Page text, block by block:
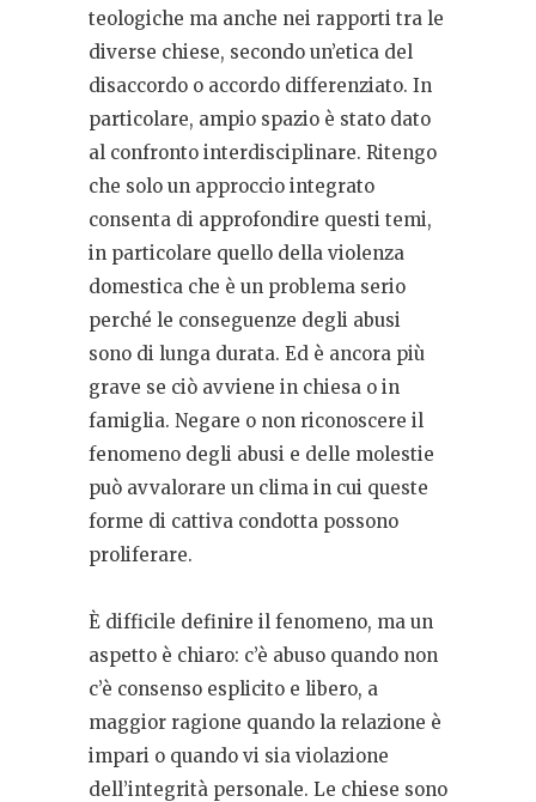
teologiche ma anche nei rapporti tra le
diverse chiese, secondo un’etica del
disaccordo o accordo differenziato. In
particolare, ampio spazio è stato dato
al confronto interdisciplinare. Ritengo
che solo un approccio integrato
consenta di approfondire questi temi,
in particolare quello della violenza
domestica che è un problema serio
perché le conseguenze degli abusi
sono di lunga durata. Ed è ancora più
grave se ciò avviene in chiesa o in
famiglia. Negare o non riconoscere il
fenomeno degli abusi e delle molestie
può avvalorare un clima in cui queste
forme di cattiva condotta possono
proliferare.
È difficile definire il fenomeno, ma un
aspetto è chiaro: c’è abuso quando non
c’è consenso esplicito e libero, a
maggior ragione quando la relazione è
impari o quando vi sia violazione
dell’integrità personale. Le chiese sono